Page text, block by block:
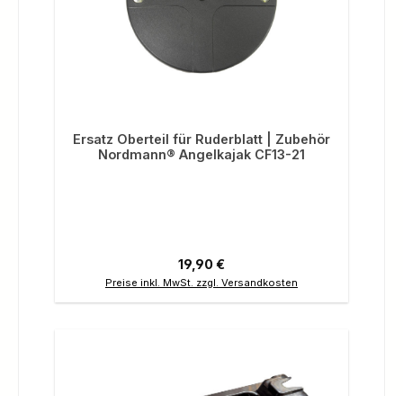
Ersatz Oberteil für Ruderblatt | Zubehör
Nordmann® Angelkajak CF13-21
Regulärer Preis:
19,90 €
Preise inkl. MwSt. zzgl. Versandkosten